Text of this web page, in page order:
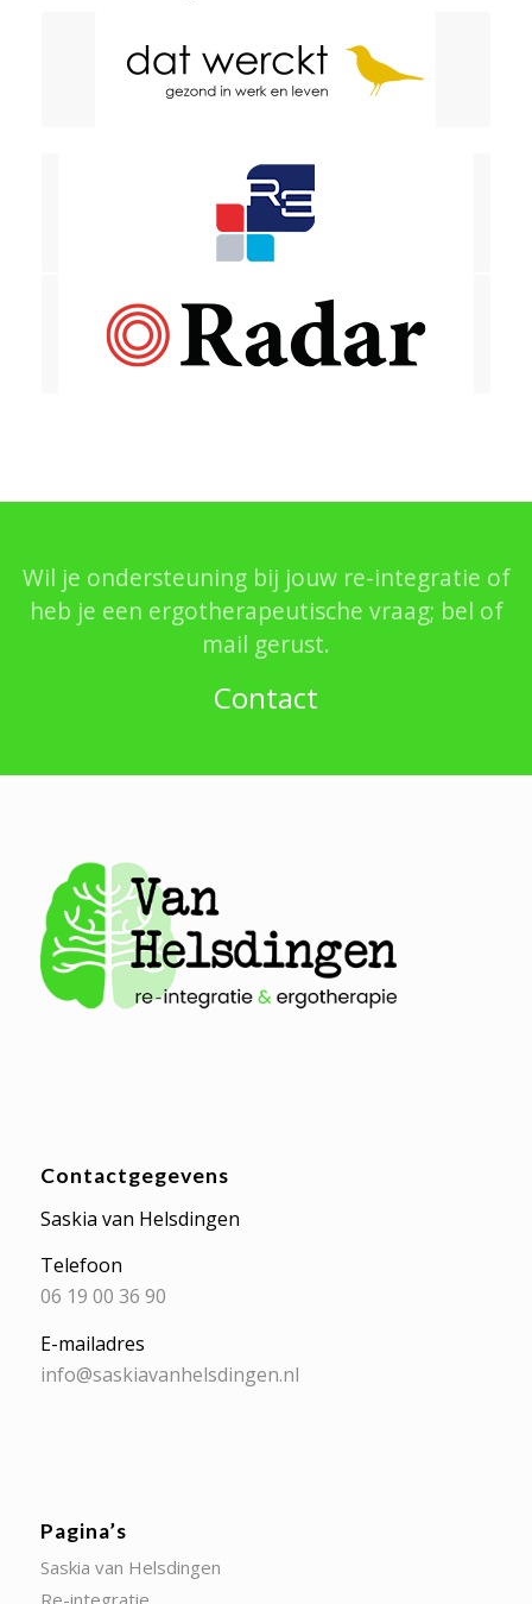
Wil je ondersteuning bij jouw re-integratie of
heb je een ergotherapeutische vraag; bel of
mail gerust.
Contact
Contactgegevens
Saskia van Helsdingen
Telefoon
06 19 00 36 90
E-mailadres
info@saskiavanhelsdingen.nl
Pagina’s
Saskia van Helsdingen
Re-integratie